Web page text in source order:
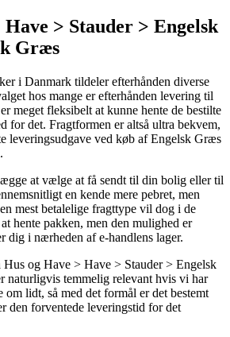
Have > Stauder > Engelsk
Græs
i Danmark tildeler efterhånden diverse
hos mange er efterhånden levering til
meget fleksibelt at kunne hente de bestilte
for det. Fragtformen er altså ultra bekvem,
leveringsudgave ved køb af Engelsk Græs
at vælge at få sendt til din bolig eller til
en kende mere pebret, men
mest betalelige fragttype vil dog i de
hente pakken, men den mulighed er
dig i nærheden af e-handlens lager.
og Have > Have > Stauder > Engelsk
naturligvis temmelig relevant hvis vi har
lidt, så med det formål er det bestemt
den forventede leveringstid for det